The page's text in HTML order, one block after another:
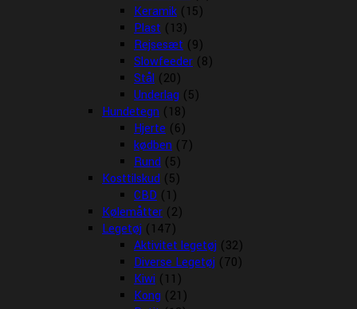
Keramik (15)
Plast (13)
Rejsesæt (9)
Slowfeeder (8)
Stål (20)
Underlag (5)
Hundetegn (18)
Hjerte (6)
kødben (7)
Rund (5)
Kosttilskud (5)
CBD (1)
Kølemåtter (2)
Legetøj (147)
Aktivitet legetøj (32)
Diverse Legetøj (70)
Kiwi (11)
Kong (21)